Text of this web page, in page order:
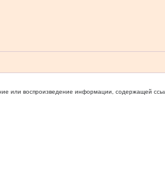
или воспроизведение информации, содержащей